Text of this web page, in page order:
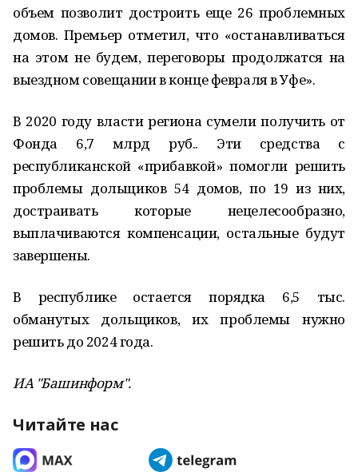
объем позволит достроить еще 26 проблемных
домов. Премьер отметил, что «останавливаться
на этом не будем, переговоры продолжатся на
выездном совещании в конце февраля в Уфе».
В 2020 году власти региона сумели получить от
Фонда 6,7 млрд руб.. Эти средства с
республиканской «прибавкой» помогли решить
проблемы дольщиков 54 домов, по 19 из них,
достраивать которые нецелесообразно,
выплачиваются компенсации, остальные будут
завершены.
В республике остается порядка 6,5 тыс.
обманутых дольщиков, их проблемы нужно
решить до 2024 года.
ИА "Башинформ".
Читайте нас